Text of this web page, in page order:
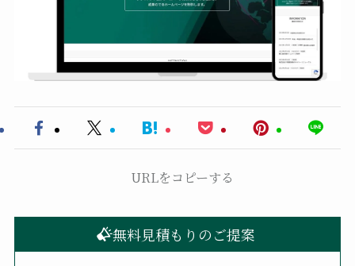
URLをコピーする
無料見積もりのご提案